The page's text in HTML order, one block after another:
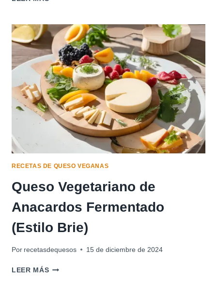
PARA
TODOS
LOS
GUSTOS:
DULCE,
SALADO
Y
MÁS
RECETAS DE QUESO VEGANAS
Queso Vegetariano de
Anacardos Fermentado
(Estilo Brie)
Por recetasdequesos 15 de diciembre de 2024
LEER MÁSQUESO